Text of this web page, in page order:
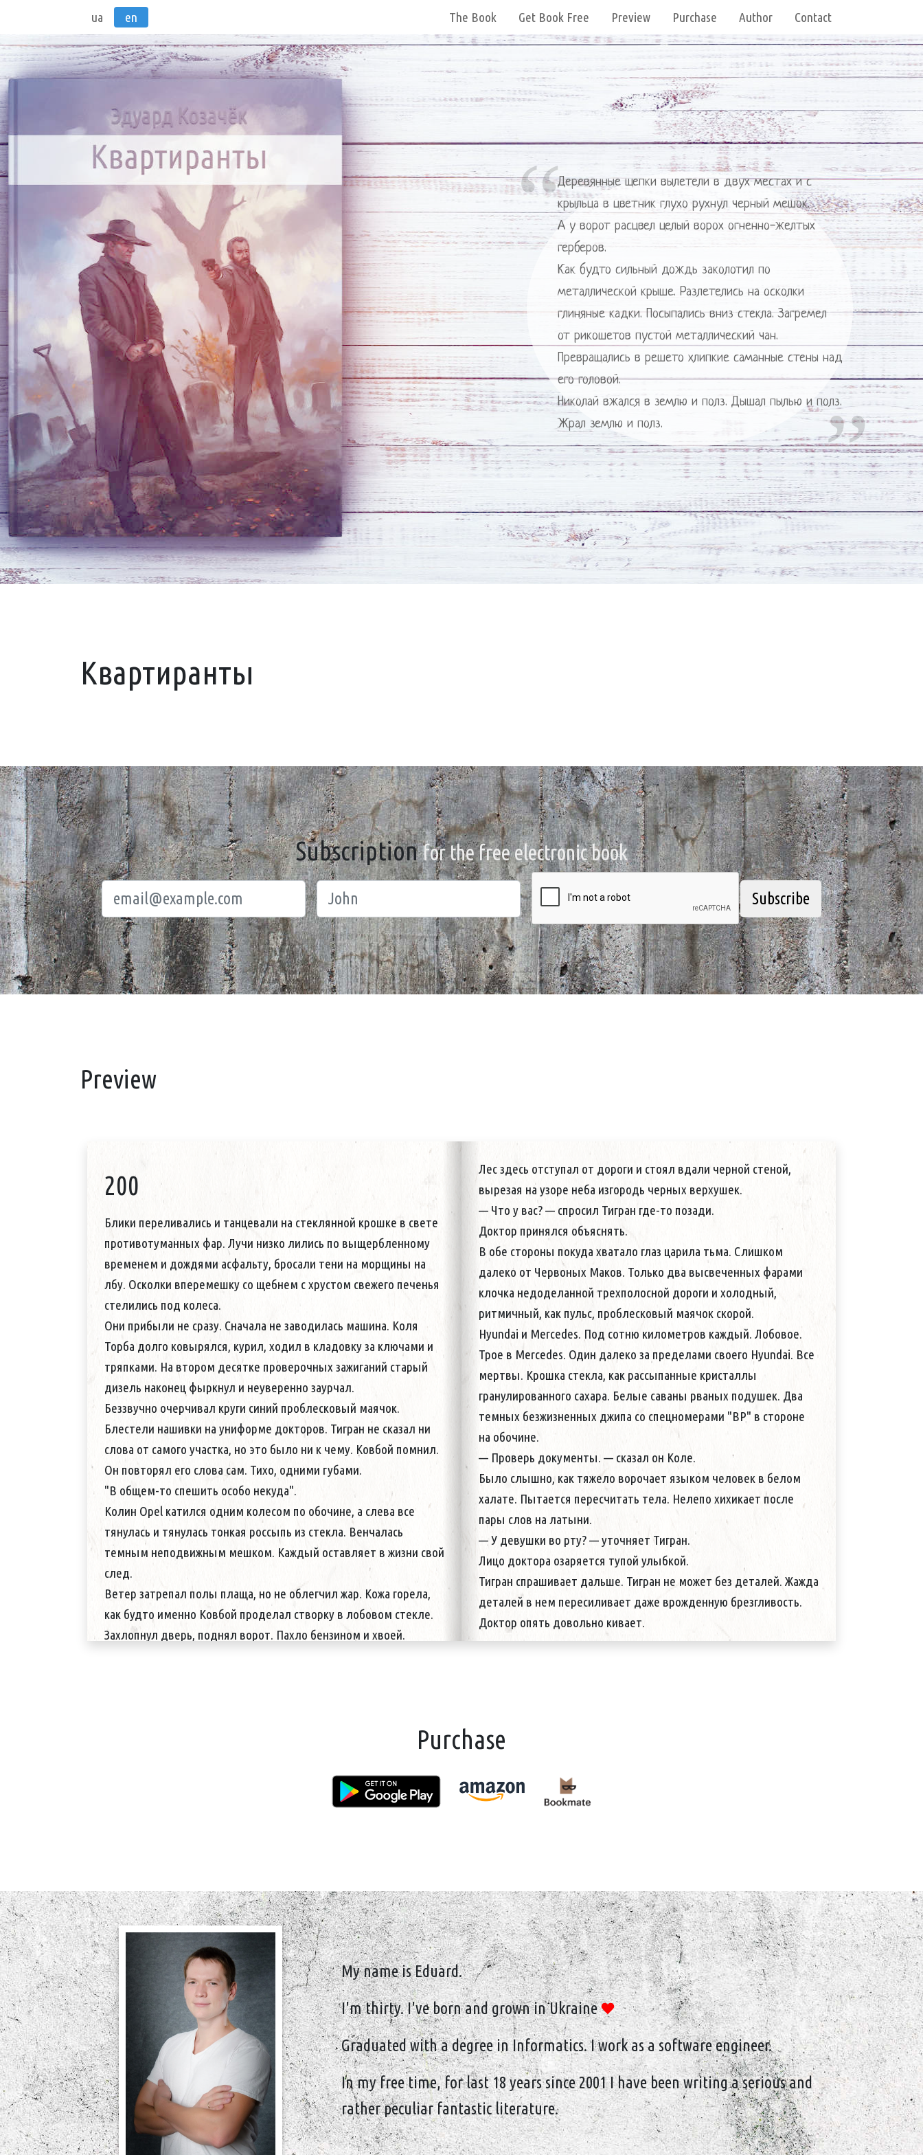
ua en The Book Get Book Free Preview Purchase Author Contact
Деревянные щепки вылетели в двух местах и с
крыльца в цветник глухо рухнул черный мешок.
А у ворот расцвел целый ворох огненно-желтых
герберов.
Как будто сильный дождь заколотил по
металлической крыше. Разлетелись на осколки
глиняные кадки. Посыпались вниз стекла. Загремел
от рикошетов пустой металлический чан.
Превращались в решето хлипкие саманные стены над
его головой.
Николай вжался в землю и полз. Дышал пылью и полз.
Жрал землю и полз.
Квартиранты
Subscriptionfor the free electronic book
Email ui.first_name Subscribe
Preview
200
Блики переливались и танцевали на стеклянной крошке в свете
противотуманных фар. Лучи низко лились по выщербленному
временем и дождями асфальту, бросали тени на морщины на
лбу. Осколки вперемешку со щебнем с хрустом свежего печенья
стелились под колеса.
Они прибыли не сразу. Сначала не заводилась машина. Коля
Торба долго ковырялся, курил, ходил в кладовку за ключами и
тряпками. На втором десятке проверочных зажиганий старый
дизель наконец фыркнул и неуверенно заурчал.
Беззвучно очерчивал круги синий проблесковый маячок.
Блестели нашивки на униформе докторов. Тигран не сказал ни
слова от самого участка, но это было ни к чему. Ковбой помнил.
Он повторял его слова сам. Тихо, одними губами.
"В общем-то спешить особо некуда".
Колин Opel катился одним колесом по обочине, а слева все
тянулась и тянулась тонкая россыпь из стекла. Венчалась
темным неподвижным мешком. Каждый оставляет в жизни свой
след.
Ветер затрепал полы плаща, но не облегчил жар. Кожа горела,
как будто именно Ковбой проделал створку в лобовом стекле.
Захлопнул дверь, поднял ворот. Пахло бензином и хвоей.
Лес здесь отступал от дороги и стоял вдали черной стеной,
вырезая на узоре неба изгородь черных верхушек.
— Что у вас? — спросил Тигран где-то позади.
Доктор принялся объяснять.
В обе стороны покуда хватало глаз царила тьма. Слишком
далеко от Червоных Маков. Только два высвеченных фарами
клочка недоделанной трехполосной дороги и холодный,
ритмичный, как пульс, проблесковый маячок скорой.
Hyundai и Mercedes. Под сотню километров каждый. Лобовое.
Трое в Mercedes. Один далеко за пределами своего Hyundai. Все
мертвы. Крошка стекла, как рассыпанные кристаллы
гранулированного сахара. Белые саваны рваных подушек. Два
темных безжизненных джипа со спецномерами "ВР" в стороне
на обочине.
— Проверь документы. — сказал он Коле.
Было слышно, как тяжело ворочает языком человек в белом
халате. Пытается пересчитать тела. Нелепо хихикает после
пары слов на латыни.
— У девушки во рту? — уточняет Тигран.
Лицо доктора озаряется тупой улыбкой.
Тигран спрашивает дальше. Тигран не может без деталей. Жажда
деталей в нем пересиливает даже врожденную брезгливость.
Доктор опять довольно кивает.
— Дальше я сам. — говорит человек, просовываясь в окно
заклинившей двери.
— Хорошо, Иван Ильич. — робко соглашается пьяный врач из
скорой.
Услышав имя, Ковбой наконец узнает нового гостя. Иван Ильич
Тихий — местный патологоанатом.
Подходит Коля Торба, шипит — обжегся своим кофе.
— Макс, там в мерсе, — он переходит на доверительный шепот.
— В мерсе губернатор, кажется.
— Вам не кажется! — откликается от машины паталогоанатом. —
Ханыгин, собственной персоной.
Паталогоанатома телохранитель не прогоняет, судя по всему
они знакомы.
В кармане плаща вибрирует телефон, понемногу выводя
Ковбоя из состояния полудремы.
"Мэр" — высвечивается на экране и Ковбой вдруг со всей
горечью осознает, что сегодня поспать уже не удастся...
Purchase
My name is Eduard.
I'm thirty. I've born and grown in Ukraine
Graduated with a degree in Informatics. I work as a software engineer.
In my free time, for last 18 years since 2001 I have been writing a serious and
rather peculiar fantastic literature.